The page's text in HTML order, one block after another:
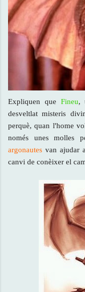
Expliquen que Fineu,
desveltlat misteris
perquè, quan l'home
només unes molles
argonautes van ajudar a
canvi de conèixer el